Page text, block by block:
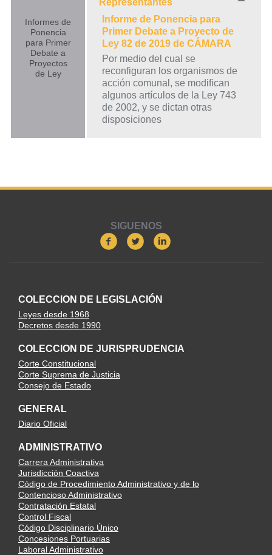
Informes de
Ponencia
para Primer
Debate a
Proyectos
de Ley
Representantes
Informe de Ponencia para
Primer Debate a Proyecto de
Ley 82 de 2019 de CÁMARA
Por medio del cual se
reconfiguran los organismos de
acción comunal, se modifican
algunos artículos de la Ley 743
de 2002, y se dictan otras
disposiciones
SIGUENOS
COLECCION DE LEGISLACIÓN
Leyes desde 1968
Decretos desde 1990
COLECCION DE JURISPRUDENCIA
Corte Constitucional
Corte Suprema de Justicia
Consejo de Estado
GENERAL
Diario Oficial
ADMINISTRATIVO
Carrera Administrativa
Jurisdicción Coactiva
Código de Procedimiento Administrativo y de lo
Contencioso Administrativo
Contratación Estatal
Control Fiscal
Código Disciplinario Único
Concesiones Portuarias
Laboral Administrativo